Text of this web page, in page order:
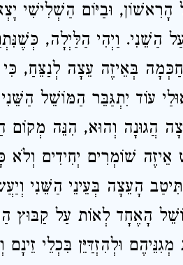
הָרִאשׁוֹן, וּבַיּוֹם הַשְׁלִישִׁי
הַשֵׁנִי. וַיְהִי הַלַּיְלָה,
בְּאֵיזֶה עֵצָה לְנַצֵּחַ,
עוֹד יִתְגַּבֵּר הַמּוֹשֵׁל
הֲגוּנָה וְהוּא, הִנֵּה מְקוֹם
אֵיזֶה שׁוֹמְרִים יְחִידִים
הָעֵצָה בְּעֵינֵי הַשֵּׁנִי
הָאֶחָד לְאוֹת עַל קַבּוּץ
וּלְהִזְדַּיֵּן בִּכְלֵי